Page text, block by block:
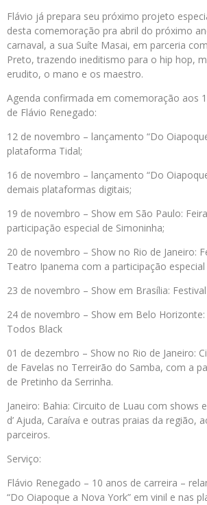
Flávio já prepara seu próximo projeto
desta comemoração pra abril do próximo
carnaval, a sua Suíte Masai, em parceria
Preto, trazendo ineditismo para o hip hop,
erudito, o mano e os maestro.
Agenda confirmada em comemoração aos
de Flávio Renegado:
12 de novembro – lançamento “Do
plataforma Tidal;
16 de novembro – lançamento “Do
demais plataformas digitais;
19 de novembro – Show em São Paulo:
participação especial de Simoninha;
20 de novembro – Show no Rio de Janeiro:
Teatro Ipanema com a participação especial
23 de novembro – Show em Brasília:
24 de novembro – Show em Belo
Todos Black
01 de dezembro – Show no Rio de Janeiro:
de Favelas no Terreirão do Samba, com a
de Pretinho da Serrinha.
Janeiro: Bahia: Circuito de Luau com shows
d’ Ajuda, Caraíva e outras praias da região,
parceiros.
Serviço:
Flávio Renegado – 10 anos de carreira –
“Do Oiapoque a Nova York” em vinil e nas